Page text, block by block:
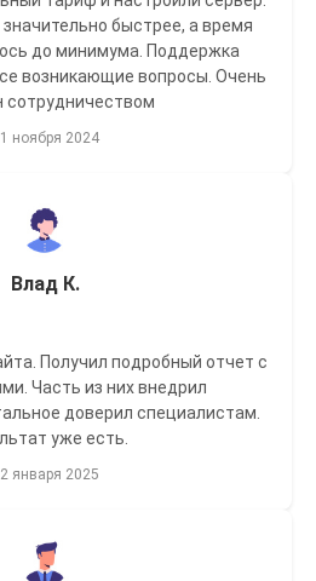
быстрее, а время
до минимума. Поддержка
возникающие вопросы. Очень
сотрудничеством
ноября 2024
Влад К.
Получил подробный отчет с
Часть из них внедрил
доверил специалистам.
уже есть.
января 2025